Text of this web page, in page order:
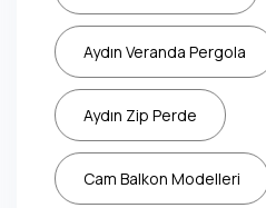
Aydın Veranda Pergola
Aydın Zip Perde
Cam Balkon Modelleri